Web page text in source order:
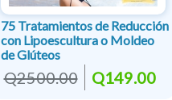
75 Tratamientos de Reducción
con Lipoescultura o Moldeo
de Glúteos
Q2500.00 Q149.00